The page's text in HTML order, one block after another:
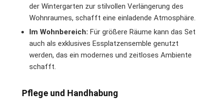
der Wintergarten zur stilvollen Verlängerung des
Wohnraumes, schafft eine einladende Atmosphäre.
Im Wohnbereich: Für größere Räume kann das Set
auch als exklusives Essplatzensemble genutzt
werden, das ein modernes und zeitloses Ambiente
schafft.
Pflege und Handhabung